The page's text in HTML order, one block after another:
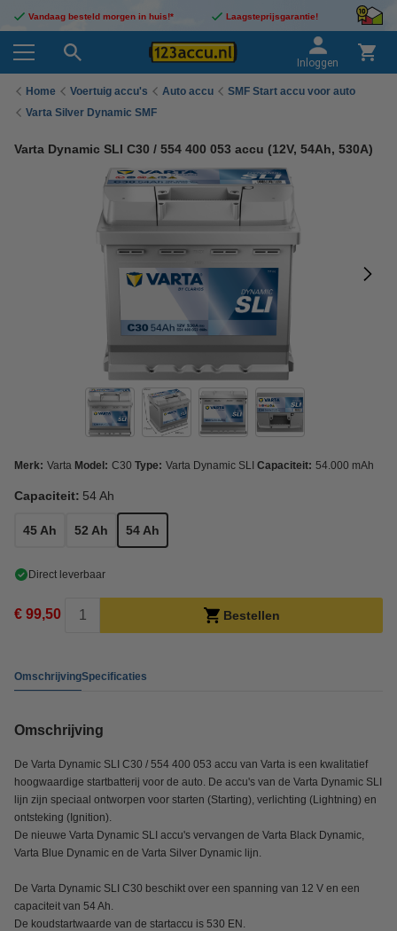
Vandaag besteld morgen in huis!* Laagsteprijsgarantie!
Inloggen
Home Voertuig accu's Auto accu
SMF Start accu voor auto
Varta Silver Dynamic SMF
Varta Dynamic SLI C30 / 554 400 053 accu (12V, 54Ah, 530A)
Merk: Varta Model: C30 Type: Varta Dynamic SLI Capaciteit: 54.000 mAh
Capaciteit: 54 Ah
45 Ah 52 Ah 54 Ah
Direct leverbaar
€ 99,50 Bestellen
OmschrijvingSpecificaties
Omschrijving
De Varta Dynamic SLI C30 / 554 400 053 accu van Varta is een kwalitatief
hoogwaardige startbatterij voor de auto. De accu's van de Varta Dynamic SLI
lijn zijn speciaal ontworpen voor starten (Starting), verlichting (Lightning) en
ontsteking (Ignition).
De nieuwe Varta Dynamic SLI accu's vervangen de Varta Black Dynamic,
Varta Blue Dynamic en de Varta Silver Dynamic lijn.
De Varta Dynamic SLI C30 beschikt over een spanning van 12 V en een
capaciteit van 54 Ah.
De koudstartwaarde van de startaccu is 530 EN.